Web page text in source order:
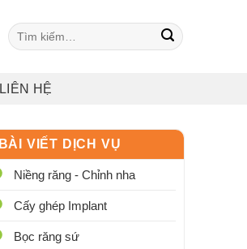
Tìm
kiếm:
LIÊN HỆ
BÀI VIẾT DỊCH VỤ
Niềng răng - Chỉnh nha
Cấy ghép Implant
Bọc răng sứ